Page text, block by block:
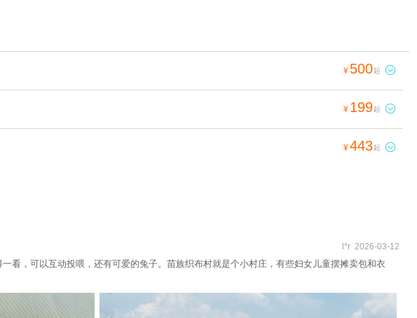
¥ 500起 
¥ 199起 
¥443起 
l*r 2026-03-12
看，可以互动投喂，还有可爱的兔子。苗族织布村就是个小村庄，有些妇女儿童摆摊卖包和衣